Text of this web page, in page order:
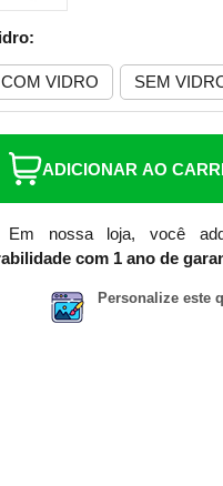
COM VIDRO SEM
ADICIONAR AO
Em nossa loja, você
com 1 ano de
Personalize este